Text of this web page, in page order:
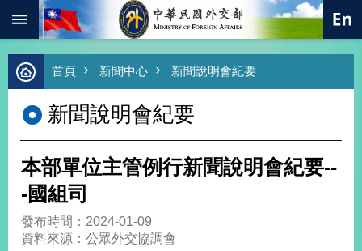
跳到主要內容區塊
進
階
尋
熱
總
合
首頁 新聞中心 新聞說明會紀要
新聞說明會紀要
本部單位主管例行新聞說明會紀要--
-國組司
發布時間：2024-01-09
資料來源：公眾外交協調會